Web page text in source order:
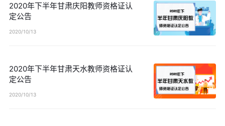
2020年下半年甘肃庆阳教师资格证认
定公告
2020/10/13
2020年下半年甘肃天水教师资格证认
定公告
2020/10/13